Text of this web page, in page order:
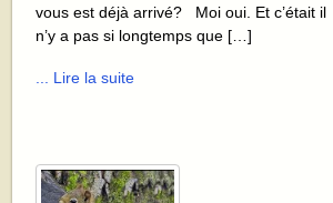
vous est déjà arrivé? Moi oui. Et c’était il
n’y a pas si longtemps que […]
... Lire la suite